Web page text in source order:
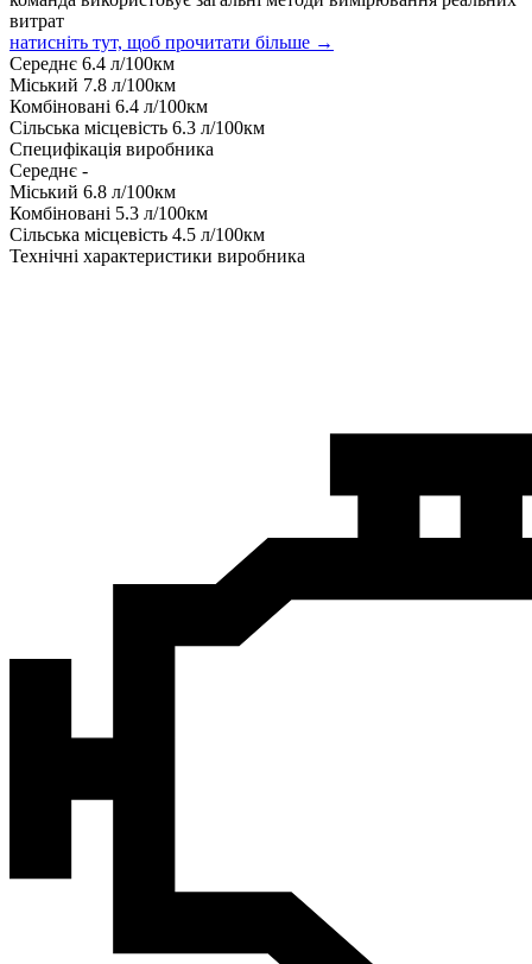
витрат
натисніть тут, щоб прочитати більше →
Середнє 6.4 л/100км
Міський 7.8 л/100км
Комбіновані 6.4 л/100км
Сільська місцевість 6.3 л/100км
Специфікація виробника
Середнє -
Міський 6.8 л/100км
Комбіновані 5.3 л/100км
Сільська місцевість 4.5 л/100км
Технічні характеристики виробника